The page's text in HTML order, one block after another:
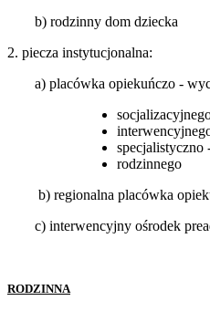
b) rodzinny dom dziecka
2. piecza instytucjonalna:
a) placówka opiekuńczo -
specjalistyczno
rodzinnego
b) regionalna placówka
c) interwencyjny ośrodek
RODZINNA